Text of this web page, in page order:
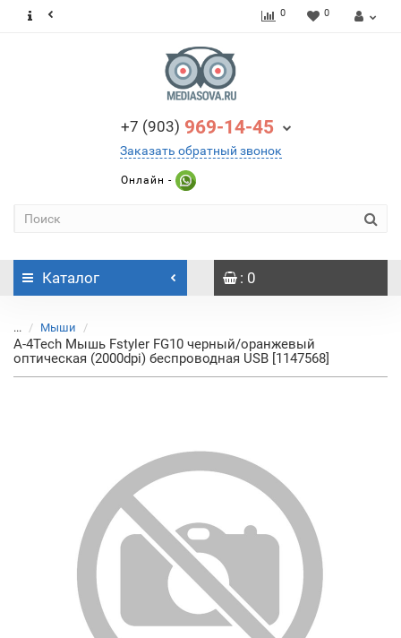
0 0
+7 (903) 969-14-45
Заказать обратный звонок
Онлайн -
Каталог : 0
... Мыши
A-4Tech Мышь Fstyler FG10 черный/оранжевый
оптическая (2000dpi) беспроводная USB [1147568]